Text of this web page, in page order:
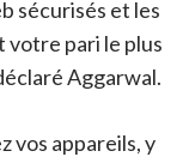
sécurisés et les
votre pari le plus
Aggarwal.
vos appareils, y